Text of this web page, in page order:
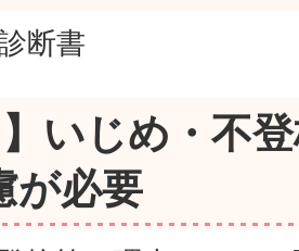
断書
】いじめ・不
が必要